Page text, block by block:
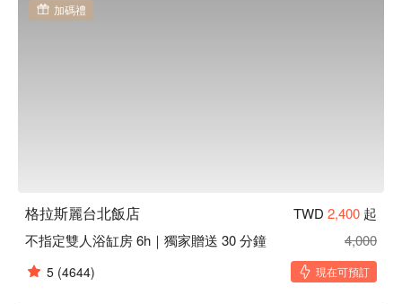
加碼禮
格拉斯麗台北飯店 TWD 2,400 起
不指定雙人浴缸房 6h｜獨家贈送 30 分鐘
4,000
5 (4644) 現在可預訂